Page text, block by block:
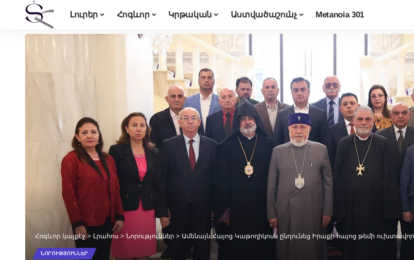
Լուրեր Հոգևոր Կրթական Աստվածաշունչ Metanoia 301
Հոգևոր կայքէջ > Լրահոս > Նորություններ > Ամենայն Հայոց Կաթողիկոսն ընդունեց Իրաքի հայոց թեմի
ՆՈՐՈՒԹՅՈՒՆՆԵՐ